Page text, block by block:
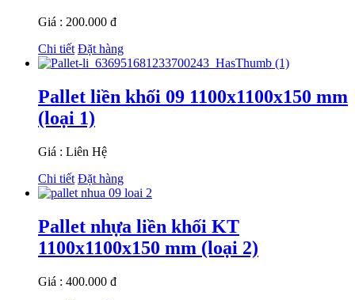
Giá : 200.000 đ
Chi tiết Đặt hàng
Pallet liền khối 09 1100x1100x150 mm
(loại 1)
Giá : Liên Hệ
Chi tiết Đặt hàng
Pallet nhựa liền khối KT
1100x1100x150 mm (loại 2)
Giá : 400.000 đ